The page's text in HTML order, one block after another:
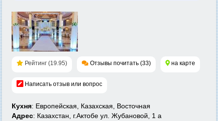
Рейтинг (19.95) Отзывы почитать (33) на карте
Написать отзыв или вопрос
Кухня: Европейская, Казахская, Восточная
Адрес: Казахстан, г.Актобе ул. Жубановой, 1 а